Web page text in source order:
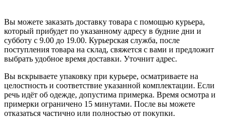
Вы можете заказать доставку товара с помощью курьера,
который прибудет по указанному адресу в будние дни и
субботу с 9.00 до 19.00. Курьерская служба, после
поступления товара на склад, свяжется с вами и предложит
выбрать удобное время доставки. Уточнит адрес.
Вы вскрываете упаковку при курьере, осматриваете на
целостность и соответствие указанной комплектации. Если
речь идёт об одежде, допустима примерка. Время осмотра и
примерки ограничено 15 минутами. После вы можете
отказаться частично или полностью от покупки.